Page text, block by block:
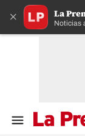
× La
Noticias